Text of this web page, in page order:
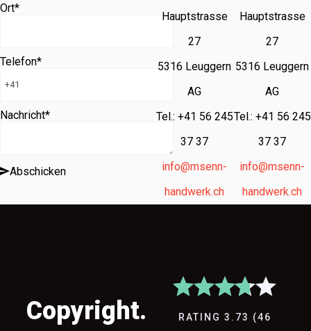
Ort*
Telefon*
Nachricht*
Abschicken
Hauptstrasse
27
5316 Leuggern
AG
Tel.: +41 56 245
37 37
info@msenn-
handwerk.ch
Hauptstrasse
27
5316 Leuggern
AG
Tel.: +41 56 245
37 37
info@msenn-
handwerk.ch
Copyright. RATING 3.73 (46